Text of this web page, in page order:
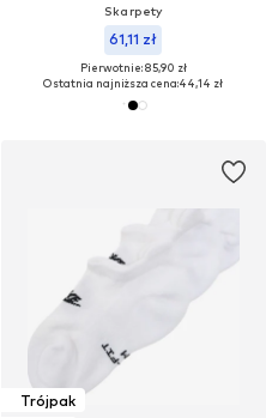
Skarpety
61,11 zł
Pierwotnie: 85,90 zł
Ostatnia najniższa cena:44,14 zł
Trójpak